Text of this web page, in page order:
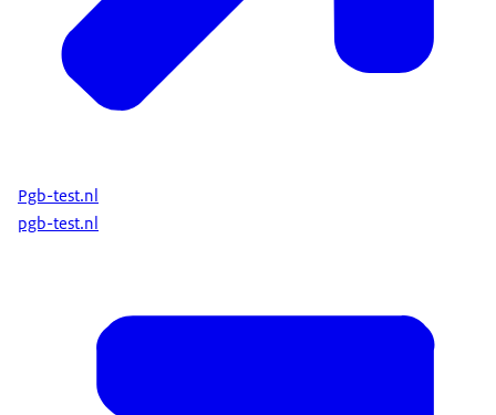
Pgb-test.nl
pgb-test.nl